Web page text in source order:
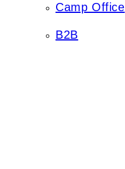
Camp Office
B2B